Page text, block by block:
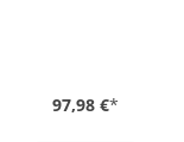
97,98 €*